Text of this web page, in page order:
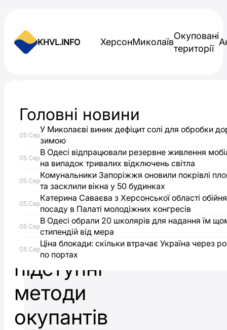
KHVL.INFO ХерсонМиколаїв
Окуповані
території
Повістки
під
час
роздачі
гуманітарної
допомоги:
підступні
методи
окупантів
Головні новини
05 Сер
У Миколаєві виник дефіцит солі для обробки
зимою
05 Сер
В Одесі відпрацювали резервне живлення
на випадок тривалих відключень світла
05 Сер
Комунальники Запоріжжя оновили покрівлі
та засклили вікна у 50 будинках
05 Сер
Катерина Саваєва з Херсонської області
посаду в Палаті молодіжних конгресів
05 Сер
В Одесі обрали 20 школярів для надання їм
стипендій від мера
05 Сер
Ціна блокади: скільки втрачає Україна через
по портах